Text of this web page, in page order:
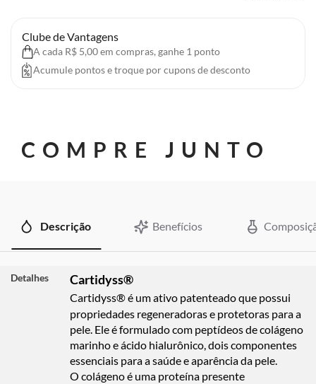
Clube de Vantagens
A cada R$ 5,00 em compras, ganhe 1 ponto
Acumule pontos e troque por cupons de desconto
COMPRE JUNTO
Descrição Benefícios
Detalhes Cartidyss®
Cartidyss® é um ativo patenteado que possui
propriedades regeneradoras e protetoras para a
pele. Ele é formulado com peptídeos de colágeno
marinho e ácido hialurônico, dois componentes
essenciais para a saúde e aparência da pele.
O colágeno é uma proteína presente